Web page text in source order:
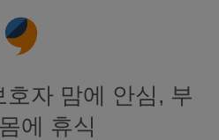
자 맘에 안심, 부
에 휴식